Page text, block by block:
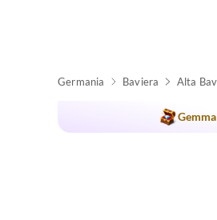
Germania Baviera Alta